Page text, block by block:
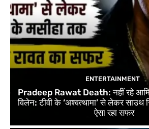
ENTERTAINMENT
Pradeep Rawat Death: नहीं रहे
विलेन: टीवी के ‘अश्वत्थामा’ से लेकर साउथ
ऐसा रहा सफर